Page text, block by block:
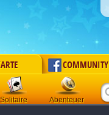
COMMUNITY
Solitaire Abenteuer